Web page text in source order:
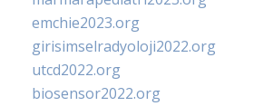
emchie2023.org
girisimselradyoloji2022.org
utcd2022.org
biosensor2022.org